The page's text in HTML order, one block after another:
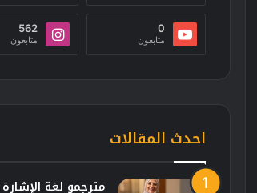
0
متابعون
562
متابعون
احدث المقالات
مترجمو لغة